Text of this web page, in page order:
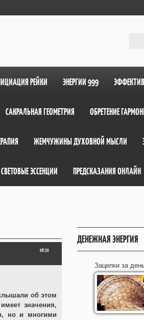
РЕЙКИ ЭНЕРГИИ 999
САКРАЛЬНАЯ ГЕОМЕТРИЯ ОБРЕТЕНИЕ
ЖЕМЧУЖИНЫ ДУХОВНОЙ МЫСЛИ
СВЕТОВЫЕ ЭССЕНЦИИ ПРЕДСКАЗАНИЯ ОНЛАЙН
08:50
об этом
значения,
но и многими
ДЕНЕЖНАЯ ЭНЕРГИЯ
Зацепки за